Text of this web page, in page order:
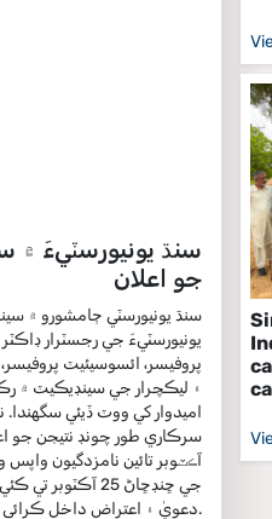
جو اعلان
يونيورسٽيءَ جي رجسٽرار
پروفيسر، ائسوسيئيٽ
۽ ليڪچرار جي سينڊيڪيٽ ۾
دعويٰ ۽ اعتراض داخل ڪرائي سگهبا.